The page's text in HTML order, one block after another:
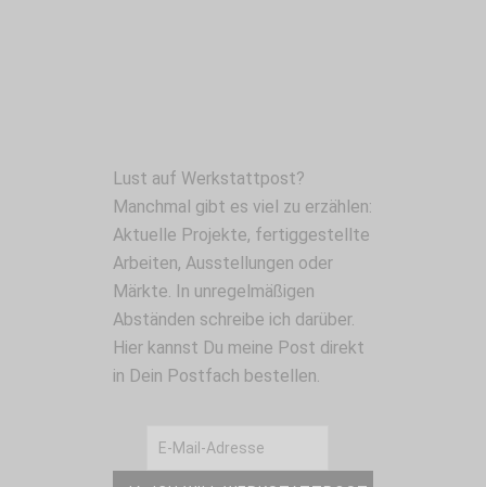
Lust auf Werkstattpost?
Manchmal gibt es viel zu erzählen:
Aktuelle Projekte, fertiggestellte
Arbeiten, Ausstellungen oder
Märkte. In unregelmäßigen
Abständen schreibe ich darüber.
Hier kannst Du meine Post direkt
in Dein Postfach bestellen.